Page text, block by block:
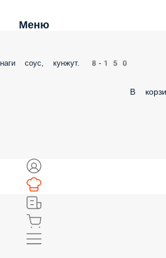
Меню
соус, кунжут. 8-150
В